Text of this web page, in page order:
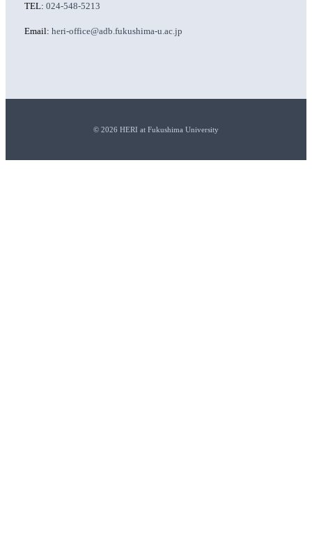
TEL: 024-548-5213
Email: heri-office@adb.fukushima-u.ac.jp
©︎ 2026 HERI at Fukushima University